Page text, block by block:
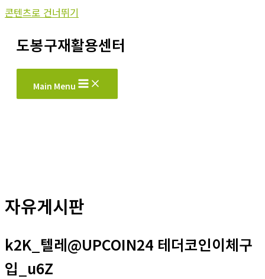
콘텐츠로 건너뛰기
도봉구재활용센터
Main Menu
자유게시판
k2K_텔레@UPCOIN24 테더코인이체구
입_u6Z